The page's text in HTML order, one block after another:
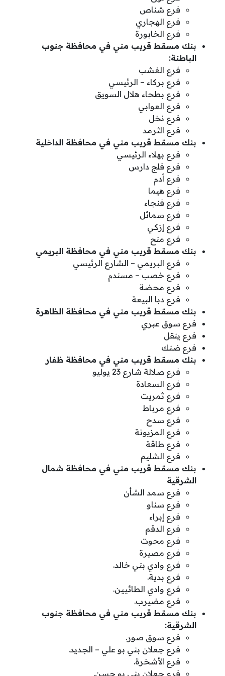
فرع شناص
فرع الهجاري
فرع الخابورة
بنك مسقط قريب مني في محافظة جنوب
الباطنة:
فرع الغشب
فرع بركاء – الرئيسي
فرع بطحاء هلال السويق
فرع العوابي
فرع نخل
فرع الثرمد
بنك مسقط قريب مني في محافظة الداخلية
فرع بهلاء الرئيسي
فرع فلج دارس
فرع أدم
فرع هيما
فرع فنجاء
فرع سمائل
فرع إزكي
فرع منح
بنك مسقط قريب مني في محافظة البريمي
فرع البريمي – الشارع الرئيسي
فرع خصب – مسندم
فرع محضة
فرع دبا البيعة
بنك مسقط قريب مني في محافظة الظاهرة
فرع سوق عبري
فرع ينقل
فرع ضنك
بنك مسقط قريب مني في محافظة ظفار
فرع صلالة شارع 23 يوليو
فرع السعادة
فرع ثمريت
فرع مرباط
فرع سدح
فرع المزيونة
فرع طاقة
فرع الشليم
بنك مسقط قريب مني في محافظة شمال
الشرقية
فرع سمد الشأن
فرع سناو
فرع إبراء
فرع الدقم
فرع محوت
فرع مصيرة
فرع وادي بني خالد.
فرع بدية.
فرع وادي الطائيين.
فرع مضيرب.
بنك مسقط قريب مني في محافظة جنوب
الشرقية:
فرع سوق صور.
فرع جعلان بني بو علي – الجديد.
فرع الأشخرة.
فرع جعلان بني بو حسن.